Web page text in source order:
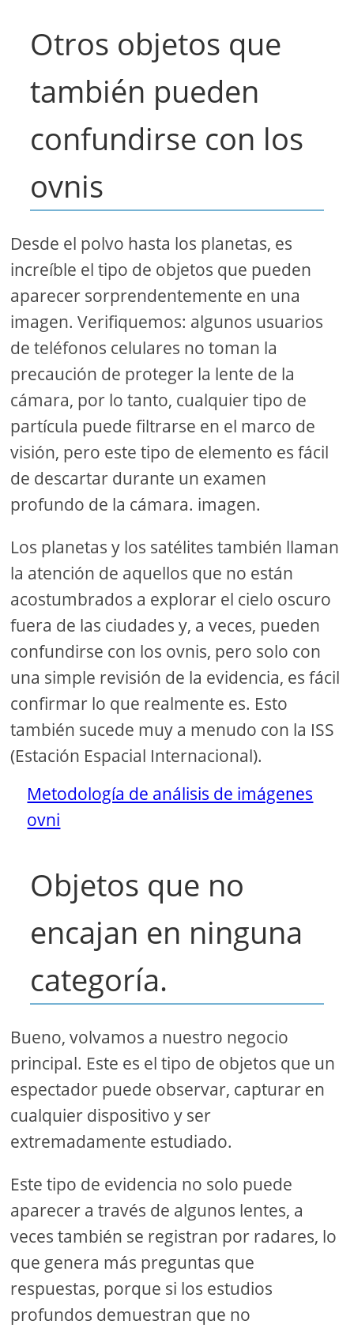
Otros objetos que
también pueden
confundirse con los
ovnis
Desde el polvo hasta los planetas, es
increíble el tipo de objetos que pueden
aparecer sorprendentemente en una
imagen. Verifiquemos: algunos usuarios
de teléfonos celulares no toman la
precaución de proteger la lente de la
cámara, por lo tanto, cualquier tipo de
partícula puede filtrarse en el marco de
visión, pero este tipo de elemento es fácil
de descartar durante un examen
profundo de la cámara. imagen.
Los planetas y los satélites también llaman
la atención de aquellos que no están
acostumbrados a explorar el cielo oscuro
fuera de las ciudades y, a veces, pueden
confundirse con los ovnis, pero solo con
una simple revisión de la evidencia, es fácil
confirmar lo que realmente es. Esto
también sucede muy a menudo con la ISS
(Estación Espacial Internacional).
Metodología de análisis de imágenes
ovni
Objetos que no
encajan en ninguna
categoría.
Bueno, volvamos a nuestro negocio
principal. Este es el tipo de objetos que un
espectador puede observar, capturar en
cualquier dispositivo y ser
extremadamente estudiado.
Este tipo de evidencia no solo puede
aparecer a través de algunos lentes, a
veces también se registran por radares, lo
que genera más preguntas que
respuestas, porque si los estudios
profundos demuestran que no